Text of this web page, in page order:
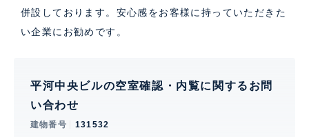
併設しております。安心感をお客様に持っていただきた
い企業にお勧めです。
平河中央ビルの空室確認・内覧に関するお問
い合わせ
建物番号 131532